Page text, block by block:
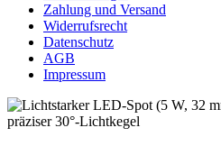
Zahlung und Versand
Widerrufsrecht
Datenschutz
AGB
Impressum